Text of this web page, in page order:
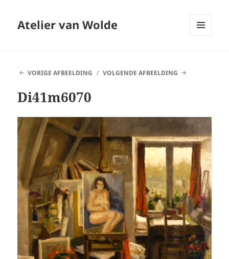
Atelier van Wolde
VORIGE AFBEELDING
VOLGENDE AFBEELDING
Di41m6070